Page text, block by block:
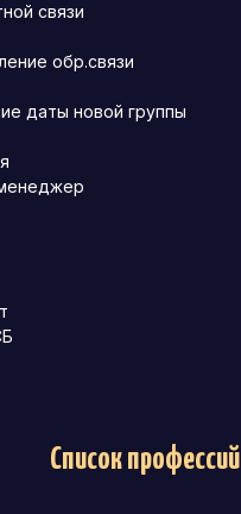
связи
обр.связи
даты новой группы
Список профессий